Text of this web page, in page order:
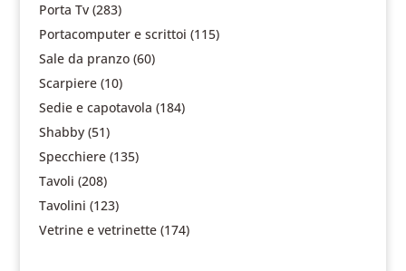
Porta Tv (283)
Portacomputer e scrittoi (115)
Sale da pranzo (60)
Scarpiere (10)
Sedie e capotavola (184)
Shabby (51)
Specchiere (135)
Tavoli (208)
Tavolini (123)
Vetrine e vetrinette (174)